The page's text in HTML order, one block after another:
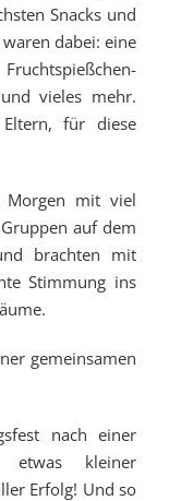
Snacks und
dabei: eine
vieles mehr.
für diese
Morgen mit viel
auf dem
brachten mit
Stimmung ins
gemeinsamen
nach einer
etwas kleiner
Erfolg! Und so